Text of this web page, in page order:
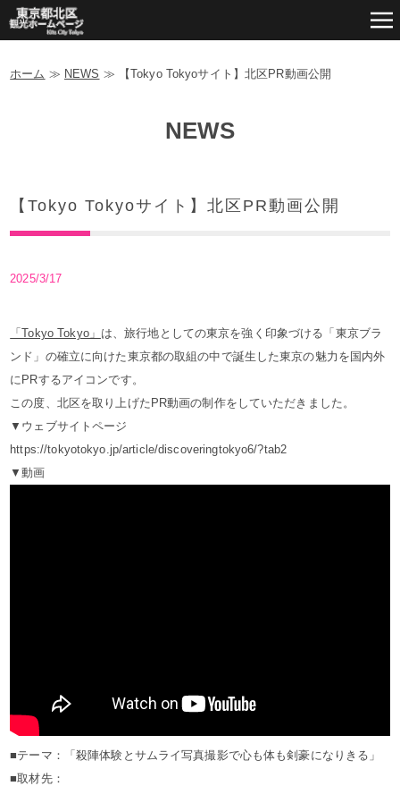
ホーム ≫ NEWS ≫ 【Tokyo Tokyoサイト】北区PR動画公開
NEWS
【Tokyo Tokyoサイト】北区PR動画公開
2025/3/17
「Tokyo Tokyo」 は、旅行地としての東京を強く印象づける「東京ブラ
ンド」の確立に向けた東京都の取組の中で誕生した東京の魅力を国内外
にPRするアイコンです。
この度、北区を取り上げたPR動画の制作をしていただきました。
▼ウェブサイトページ
https://tokyotokyo.jp/article/discoveringtokyo6/?tab2
▼動画
■テーマ：「殺陣体験とサムライ写真撮影で心も体も剣豪になりきる」
■取材先：